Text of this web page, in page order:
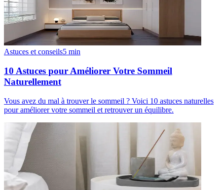
Astuces et conseils5 min
10 Astuces pour Améliorer Votre Sommeil
Naturellement
Vous avez du mal à trouver le sommeil ? Voici 10 astuces naturelles
pour améliorer votre sommeil et retrouver un équilibre.